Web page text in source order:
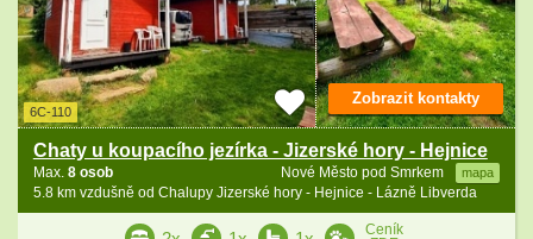
6C-110
Chaty u koupacího jezírka - Jizerské hory - Hejnice
Nové Město pod Smrkem mapa
Max. 8 osob
5.8 km vzdušně od Chalupy Jizerské hory - Hejnice - Lázně Libverda
Zobrazit kontakty
Ceník